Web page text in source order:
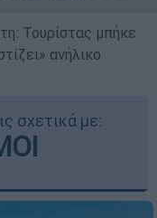
Τουρίστας μπήκε
ανήλικο
σχετικά με: